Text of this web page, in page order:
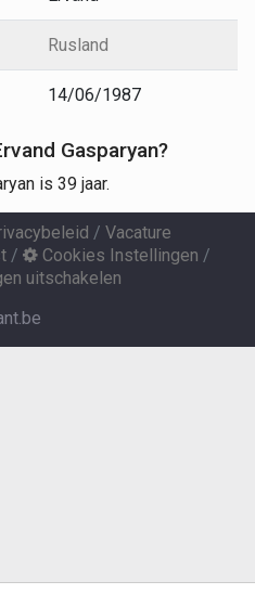
Rusland
14/06/1987
Gasparyan?
is 39 jaar.
/ Vacature
/ Cookies Instellingen /
uitschakelen